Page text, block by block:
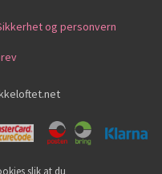
og personvern
slik at du